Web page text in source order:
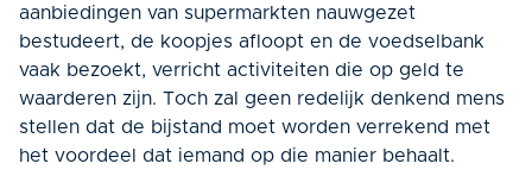
aanbiedingen van supermarkten nauwgezet
bestudeert, de koopjes afloopt en de voedselbank
vaak bezoekt, verricht activiteiten die op geld te
waarderen zijn. Toch zal geen redelijk denkend mens
stellen dat de bijstand moet worden verrekend met
het voordeel dat iemand op die manier behaalt.